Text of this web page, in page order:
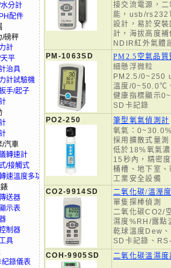
分計
配件
/磅秤
計
平
治具
計試驗機
手/起子
/汽車
轉速計
/接觸式
速溫度多功電表
送器
示表
制器
具
紀錄儀表
接交流電源，
能，usb/rs232
設計，易於安
計，海拔高度
NDIR紅外氣體
PM-1063SD
PM2.5空氣品
細懸浮微粒
PM2.5/0~250
溫度/0~50.0℃
健康指標顯示
SD卡記錄
PO2-250
筆型氧氣偵測計
氧氣：
採用擴散式量
低於18%氧氣
15秒內，精密
桶槽、地下室
工業安全設備
CO2-9914SD
二氧化碳/溫溼
單隻探棒偵測
二氧化碳CO2/
濕度%RH/露點
乾球溫度Dew
SD卡記錄、
COH-9905SD
二氧化碳溫濕度